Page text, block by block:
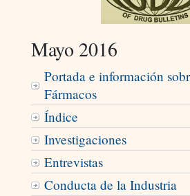
Mayo 2016
Portada e información
Fármacos
Índice
Investigaciones
Entrevistas
Conducta de la Industria